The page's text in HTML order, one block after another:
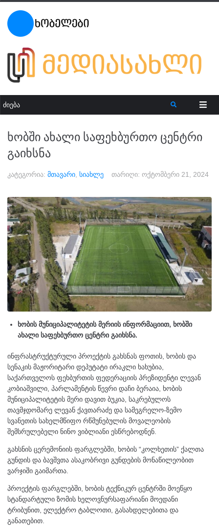
ხობში ახალი საფეხბურთო ცენტრი
გაიხსნა
კატეგორია: მთავარი სიახლე თარიღი: ოქტომბერი 21, 2024
ხობის მუნიციპალიტეტის მერიის ინფორმაციით, ხობში
ახალი საფეხბურთო ცენტრი გაიხსნა.
ინფრასტრუქტურული პროექტის გახსნას ფოთის, ხობის და
სენაკის მაჟორიტარი დეპუტატი ირაკლი ხახუბია,
საქართველოს ფეხბურთის ფედერაციის პრეზიდენტი ლევან
კობიაშვილი, პარლამენტის წევრი დაჩი ბერაია, ხობის
მუნიციპალიტეტის მერი დავით ბუკია, საკრებულოს
თავმჯდომარე ლევან ქავთარაძე და სამეგრელო-ზემო
სვანეთის სახელმწიფო რწმუნებულის მოვალეობის
შემსრულებელი ნინო ვიბლიანი ესწრებოდნენ.
გახსნის ცერემონიის ფარგლებში, ხობის “კოლხეთის” ქალთა
გუნდის და ბავშვთა ასაკობრივი გუნდების მონაწილეობით
ვარჯიში გაიმართა.
პროექტის ფარგლებში, ხობის ტექნიკურ ცენტრში მოეწყო
სტანდარტული ზომის ხელოვნურსაფარიანი მოედანი
ტრიბუნით, ელექტრო ტაბლოთი, გასახდელებითა და
განათებით.